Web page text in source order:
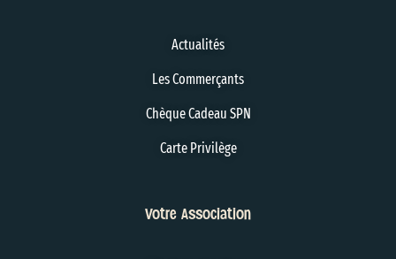
Actualités
Les Commerçants
Chèque Cadeau SPN
Carte Privilège
Votre Association